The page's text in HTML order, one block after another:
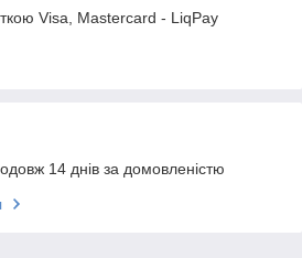
Visa, Mastercard - LiqPay
14 днів за домовленістю